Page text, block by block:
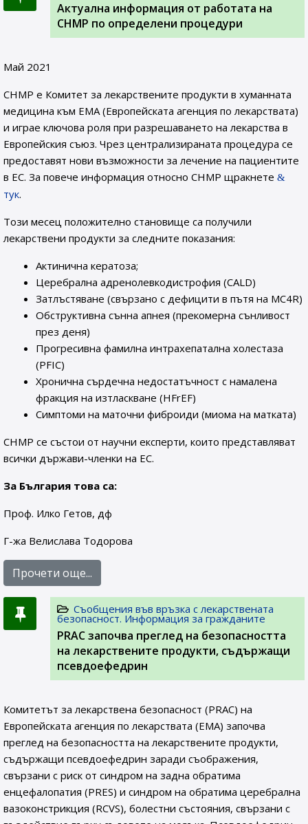
Актуална информация от работата на
CHMP по определени процедури
Май 2021
CHMP е Комитет за лекарствените продукти в хуманната
медицина към EMA (Европейската агенция по лекарствата)
и играе ключова роля при разрешаването на лекарства в
Европейския съюз. Чрез централизираната процедура се
предоставят нови възможности за лечение на пациентите
в ЕС. За повече информация относно CHMP щракнете
тук.
Този месец положително становище са получили
лекарствени продукти за следните показания:
Актинична кератоза;
Церебрална адренолевкодистрофия (CALD)
Затлъстяване (свързано с дефицити в пътя на MC4R)
Обструктивна сънна апнея (прекомерна сънливост
през деня)
Прогресивна фамилна интрахепатална холестаза
(PFIC)
Хронична сърдечна недостатъчност с намалена
фракция на изтласкване (HFrEF)
Симптоми на маточни фиброиди (миома на матката)
CHMP се състои от научни експерти, които представляват
всички държави-членки на ЕС.
За България това са:
Проф. Илко Гетов, дф
Г-жа Велислава Тодорова
Прочети още...
Съобщения във връзка с лекарствената
безопасност. Информация за гражданите
PRAC започва преглед на безопасността
на лекарствените продукти, съдържащи
псевдоефедрин
Комитетът за лекарствена безопасност (PRAC) на
Европейската агенция по лекарствата (ЕМА) започва
преглед на безопасността на лекарствените продукти,
съдържащи псевдоефедрин заради съображения,
свързани с риск от синдром на задна обратима
енцефалопатия (PRES) и синдром на обратима церебрална
вазоконстрикция (RCVS), болестни състояния, свързани с